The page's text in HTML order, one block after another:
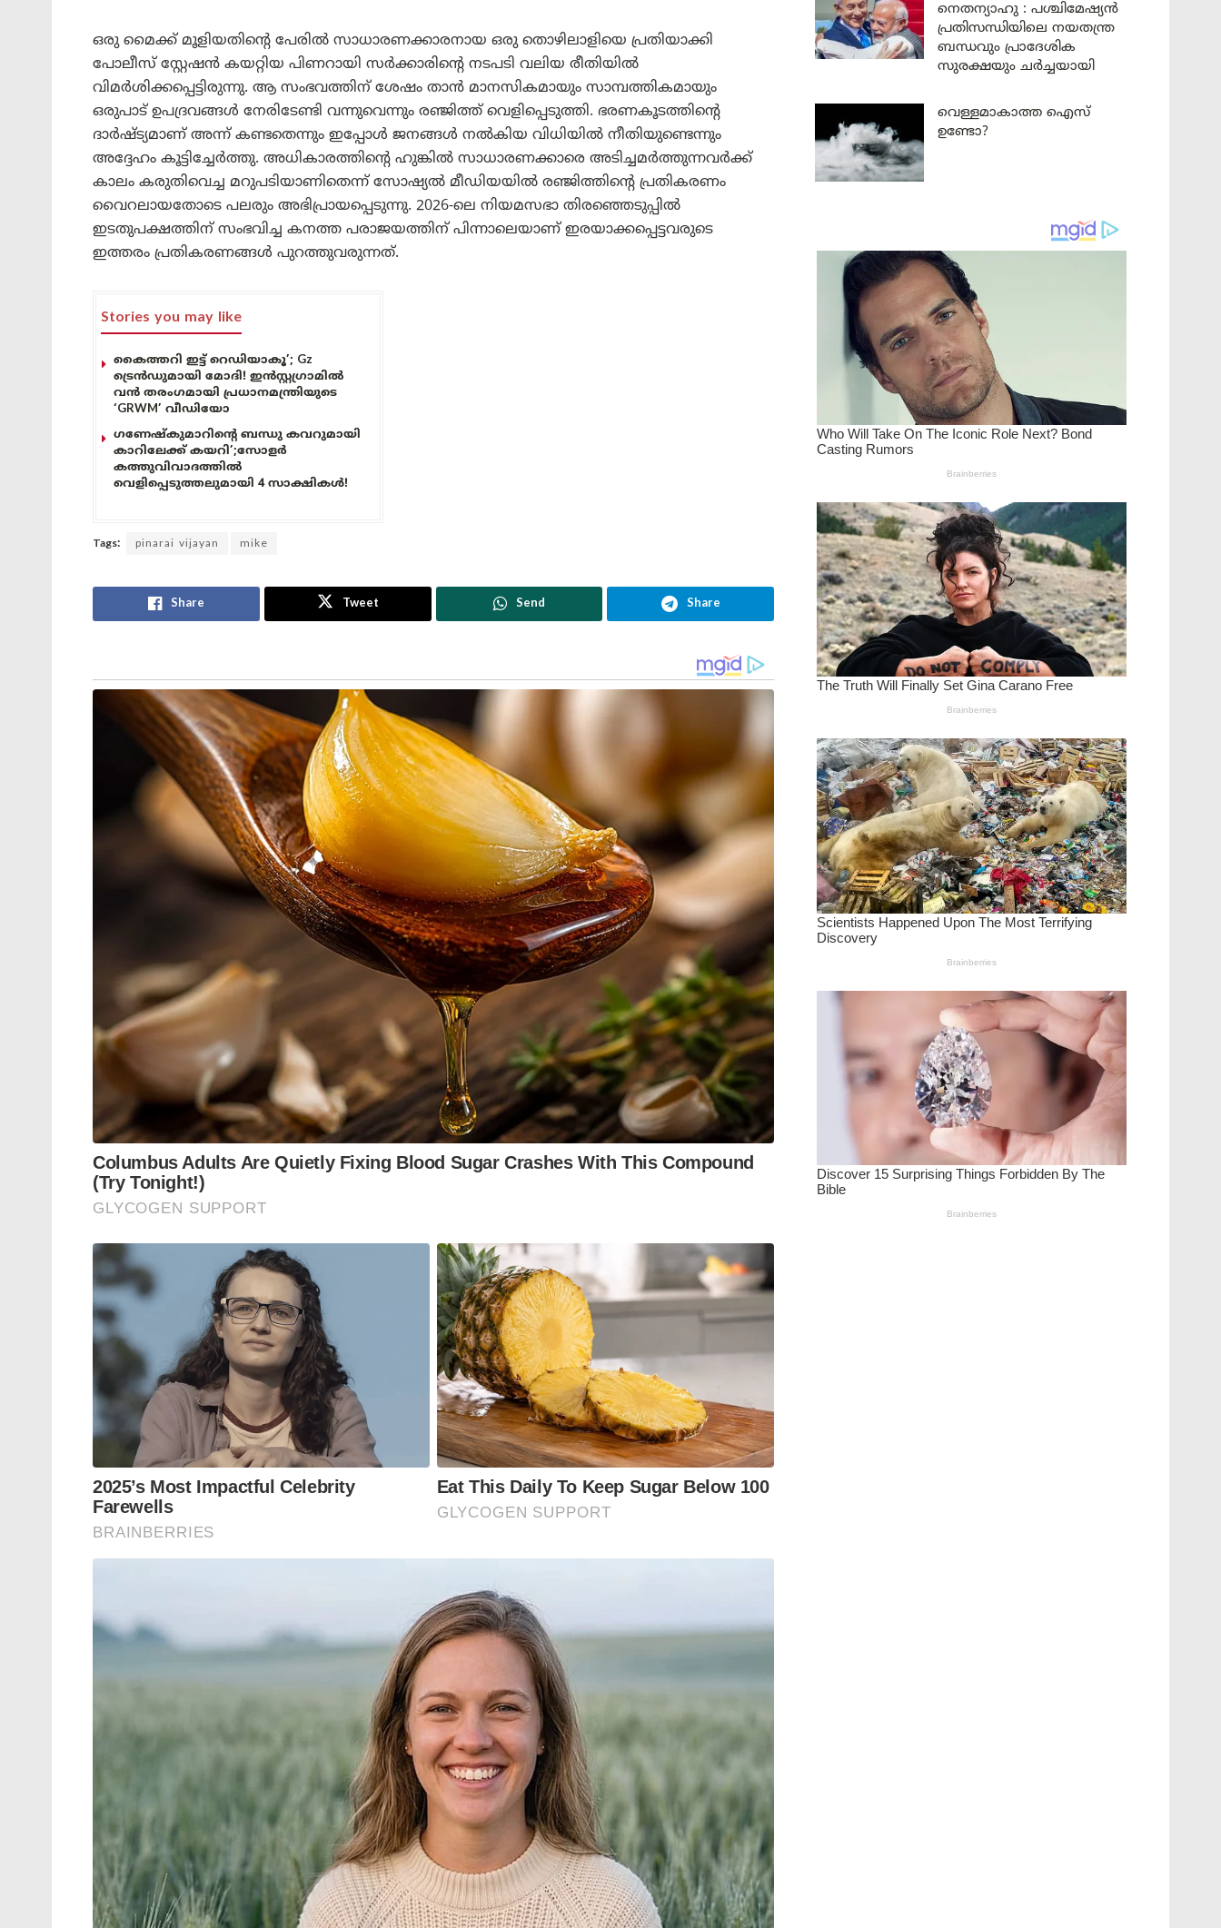
ഒരു മൈക്ക് മൂളിയതിന്റെ പേരിൽ സാധാരണക്കാരനായ ഒരു തൊഴിലാളിയെ പ്രതിയാക്കി
പോലീസ് സ്റ്റേഷൻ കയറ്റിയ പിണറായി സർക്കാരിന്റെ നടപടി വലിയ രീതിയിൽ
വിമർശിക്കപ്പെട്ടിരുന്നു. ആ സംഭവത്തിന് ശേഷം താൻ മാനസികമായും സാമ്പത്തികമായും
ഒരുപാട് ഉപദ്രവങ്ങൾ നേരിടേണ്ടി വന്നുവെന്നും രഞ്ജിത്ത് വെളിപ്പെടുത്തി. ഭരണകൂടത്തിന്റെ
ദാർഷ്ട്യമാണ് അന്ന് കണ്ടതെന്നും ഇപ്പോൾ ജനങ്ങൾ നൽകിയ വിധിയിൽ നീതിയുണ്ടെന്നും
അദ്ദേഹം കൂട്ടിച്ചേർത്തു. അധികാരത്തിന്റെ ഹുങ്കിൽ സാധാരണക്കാരെ അടിച്ചമർത്തുന്നവർക്ക്
കാലം കരുതിവെച്ച മറുപടിയാണിതെന്ന് സോഷ്യൽ മീഡിയയിൽ രഞ്ജിത്തിന്റെ പ്രതികരണം
വൈറലായതോടെ പലരും അഭിപ്രായപ്പെടുന്നു. 2026-ലെ നിയമസഭാ തിരഞ്ഞെടുപ്പിൽ
ഇടതുപക്ഷത്തിന് സംഭവിച്ച കനത്ത പരാജയത്തിന് പിന്നാലെയാണ് ഇരയാക്കപ്പെട്ടവരുടെ
ഇത്തരം പ്രതികരണങ്ങൾ പുറത്തുവരുന്നത്.
Stories you may like
കൈത്തറി ഇട്ട് റെഡിയാകൂ’; Gz
ട്രെൻഡുമായി മോദി! ഇൻസ്റ്റഗ്രാമിൽ
വൻ തരംഗമായി പ്രധാനമന്ത്രിയുടെ
‘GRWM’ വീഡിയോ
ഗണേഷ്കുമാറിന്റെ ബന്ധു കവറുമായി
കാറിലേക്ക് കയറി’;സോളർ
കത്തുവിവാദത്തിൽ
വെളിപ്പെടുത്തലുമായി 4 സാക്ഷികൾ!
Tags: pinarai vijayan mike
Share Tweet Send Share
നെതന്യാഹു : പശ്ചിമേഷ്യൻ
പ്രതിസന്ധിയിലെ നയതന്ത്ര
ബന്ധവും പ്രാദേശിക
സുരക്ഷയും ചർച്ചയായി
വെള്ളമാകാത്ത ഐസ്
ഉണ്ടോ?